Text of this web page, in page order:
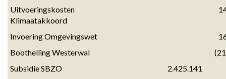
Uitvoeringskosten
Klimaatakkoord
Invoering Omgevingswet
Boothelling Westerwal
Subsidie SBZO
2.425.141